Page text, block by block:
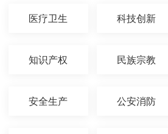
医疗卫生 科技创新
知识产权 民族宗教
安全生产 公安消防